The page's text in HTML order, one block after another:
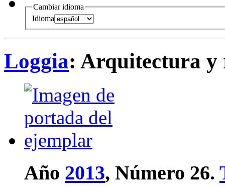
Cambiar idioma
Idioma
Loggia: Arquitectura y
Año 2013, Número 26.